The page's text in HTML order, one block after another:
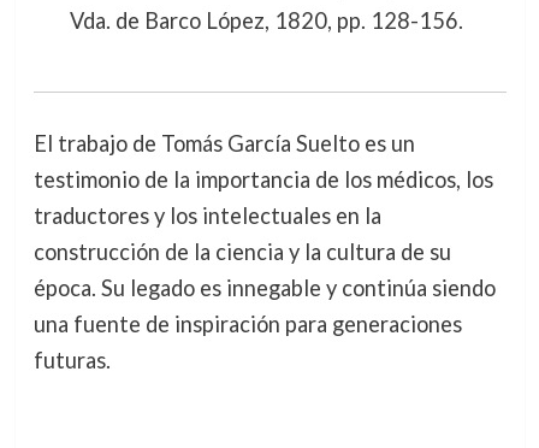
Vda. de Barco López, 1820, pp. 128-156.
El trabajo de Tomás García Suelto es un
testimonio de la importancia de los médicos, los
traductores y los intelectuales en la
construcción de la ciencia y la cultura de su
época. Su legado es innegable y continúa siendo
una fuente de inspiración para generaciones
futuras.